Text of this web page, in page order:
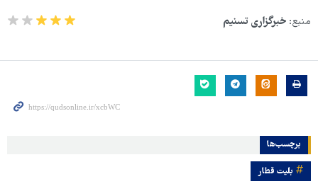
منبع: خبرگزاری تسنیم
برچسب‌ها
بلیت قطار